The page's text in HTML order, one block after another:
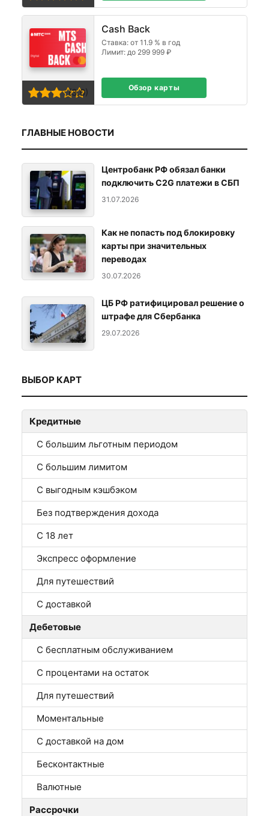
Cash Back
Ставка: от 11.9 % в год
Лимит: до 299 999 ₽
(3,0) Обзор карты
ГЛАВНЫЕ НОВОСТИ
Центробанк РФ обязал банки
подключить C2G платежи в СБП
31.07.2026
Как не попасть под блокировку
карты при значительных
переводах
30.07.2026
ЦБ РФ ратифицировал решение о
штрафе для Сбербанка
29.07.2026
ВЫБОР КАРТ
Кредитные
С большим льготным периодом
С большим лимитом
С выгодным кэшбэком
Без подтверждения дохода
С 18 лет
Экспресс оформление
Для путешествий
С доставкой
Дебетовые
С бесплатным обслуживанием
С процентами на остаток
Для путешествий
Моментальные
С доставкой на дом
Бесконтактные
Валютные
Рассрочки